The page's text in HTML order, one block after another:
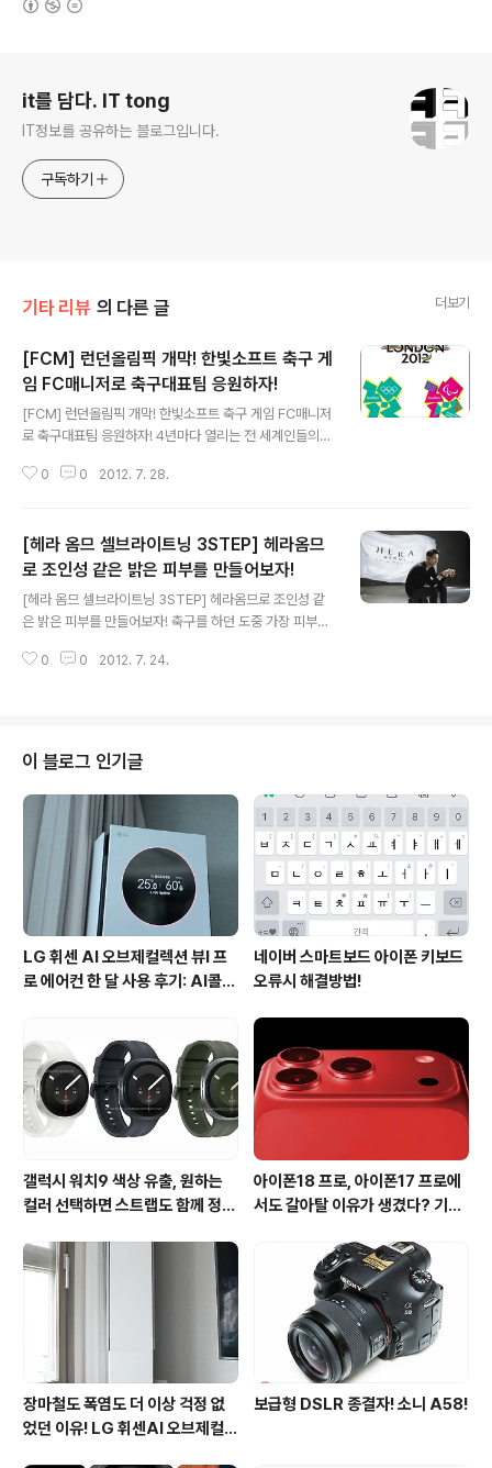
it를 담다. IT tong
IT정보를 공유하는 블로그입니다.
구독하기
기타 리뷰 의 다른 글 더보기
[FCM] 런던올림픽 개막! 한빛소프트 축구 게
임 FC매니저로 축구대표팀 응원하자!
[FCM] 런던올림픽 개막! 한빛소프트 축구 게임 FC매니저
로 축구대표팀 응원하자! 4년마다 열리는 전 세계인들의
리죠. 런던은 1908년과 1948년에 이어 세계최초로 올림
첫 출전한 올림픽인 만큼 더욱 감회가 새롭지 않나 생각됩
니다. 1948년 런던올림픽 당시 첫 경기가 맥시코였는데
요. 당시 대한민국은 최고 약체로 평가를 받았지만 5:3으
로 멕시코에 승리하고 8강전에 진출했었습니다. 2012년
런던올림픽 우리나라 축구대표팀의 B조 조별예선 첫상대
가 1948년과 같이 상대는 멕시코였는데요. 뉴캐슬에서 열
0 0 2012. 7. 28.
[헤라 옴므 셀브라이트닝 3STEP] 헤라옴므
로 조인성 같은 밝은 피부를 만들어보자!
[헤라 옴므 셀브라이트닝 3STEP] 헤라옴므로 조인성 같
은 밝은 피부를 만들어보자! 축구를 하던 도중 가장 피부가
말 씁습한 기분을 감출 수 없었는데요 그래서 저도 남 부럽
정말 밝은 피부가 부럽네요! 저도 밝은 피부를 갖기 위해 어
떤 방법이 있을지 찾아보다가 남자의 밝은 피부를 밝혀 줄
아이템 “헤라 옴므 셀 브라이트닝 3Step”을 발견하였어
요. 헤라 옴므에서 나온 맑고 깨끗한 남자 피부를 위한 셀
브라이트닝 라인으로 옴므 셀 브라이트닝 데일리 스크럽 /
150ml 옴므 셀 브라..
0 0 2012. 7. 24.
이 블로그 인기글
LG 휘센 AI 오브제컬렉션 뷰I 프
로 에어컨 한 달 사용 후기: AI콜드
네이버 스마트보드 아이폰 키보드
오류시 해결방법!
갤럭시 워치9 색상 유출, 원하는
컬러 선택하면 스트랩도 함께 정해
아이폰18 프로, 아이폰17 프로에
서도 갈아탈 이유가 생겼다? 기대
장마철도 폭염도 더 이상 걱정 없
었던 이유! LG 휘센AI 오브제컬렉
보급형 DSLR 종결자! 소니 A58!